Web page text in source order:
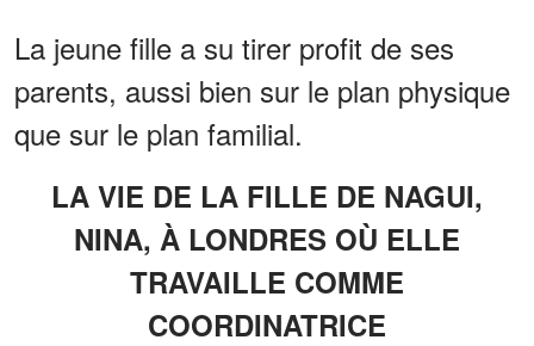
La jeune fille a su tirer profit de ses
parents, aussi bien sur le plan physique
que sur le plan familial.
LA VIE DE LA FILLE DE NAGUI,
NINA, À LONDRES OÙ ELLE
TRAVAILLE COMME
COORDINATRICE